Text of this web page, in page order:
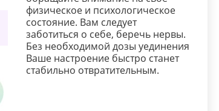
физическое и психологическое
состояние. Вам следует
заботиться о себе, беречь нервы.
Без необходимой дозы уединения
Ваше настроение быстро станет
стабильно отвратительным.